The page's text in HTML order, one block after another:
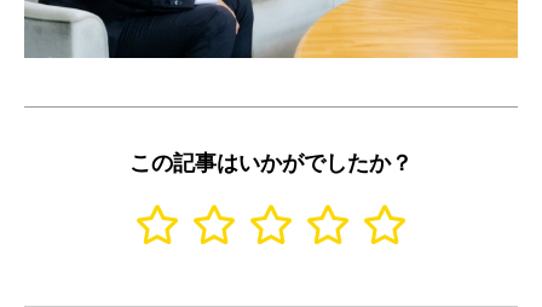
この記事はいかがでしたか？